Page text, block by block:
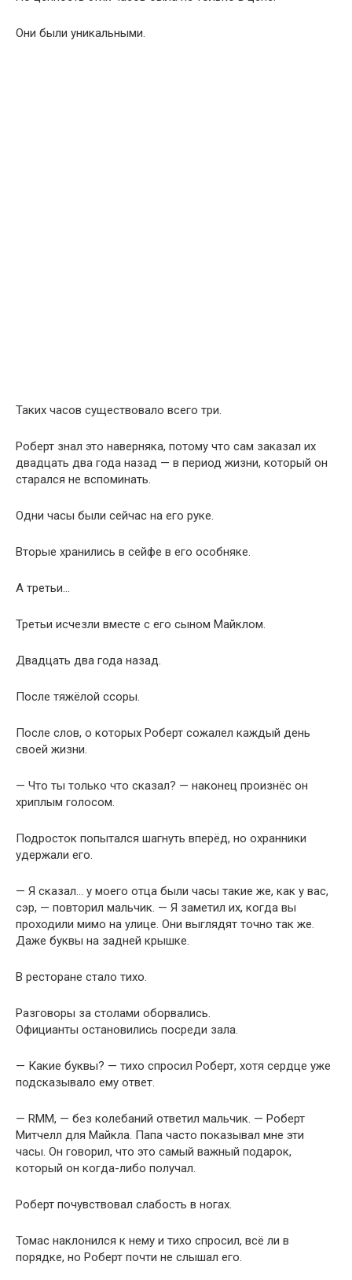
Они были уникальными.
Таких часов существовало всего три.
Роберт знал это наверняка, потому что сам заказал их
двадцать два года назад — в период жизни, который он
старался не вспоминать.
Одни часы были сейчас на его руке.
Вторые хранились в сейфе в его особняке.
А третьи…
Третьи исчезли вместе с его сыном Майклом.
Двадцать два года назад.
После тяжёлой ссоры.
После слов, о которых Роберт сожалел каждый день
своей жизни.
— Что ты только что сказал? — наконец произнёс он
хриплым голосом.
Подросток попытался шагнуть вперёд, но охранники
удержали его.
— Я сказал… у моего отца были часы такие же, как у вас,
сэр, — повторил мальчик. — Я заметил их, когда вы
проходили мимо на улице. Они выглядят точно так же.
Даже буквы на задней крышке.
В ресторане стало тихо.
Разговоры за столами оборвались.
Официанты остановились посреди зала.
— Какие буквы? — тихо спросил Роберт, хотя сердце уже
подсказывало ему ответ.
— RMM, — без колебаний ответил мальчик. — Роберт
Митчелл для Майкла. Папа часто показывал мне эти
часы. Он говорил, что это самый важный подарок,
который он когда-либо получал.
Роберт почувствовал слабость в ногах.
Томас наклонился к нему и тихо спросил, всё ли в
порядке, но Роберт почти не слышал его.